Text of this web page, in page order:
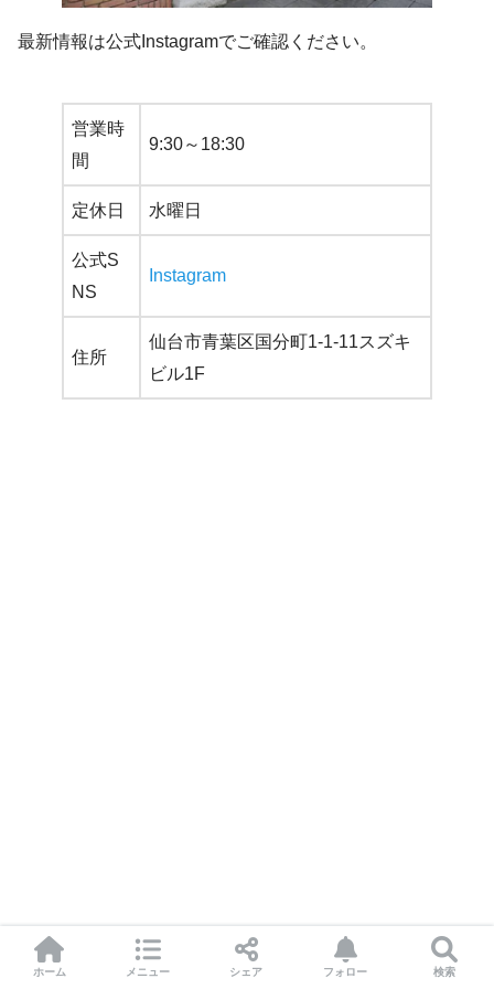
最新情報は公式Instagramでご確認ください。
営業時
間
9:30～18:30
定休日 水曜日
公式S
NS
Instagram
住所
仙台市青葉区国分町1-1-11スズキ
ビル1F
ホーム メニュー シェア フォロー 検索